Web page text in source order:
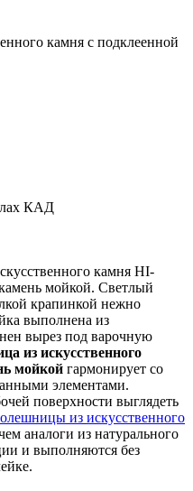
камня с подклеенной
КАД
камня HI-
мойкой. Светлый
крапинкой нежно
выполнена из
вырез под варочную
из искусственного
мойкой гармонирует со
элементами.
поверхности выглядеть
из искусственного
аналоги из натурального
и выполняются без